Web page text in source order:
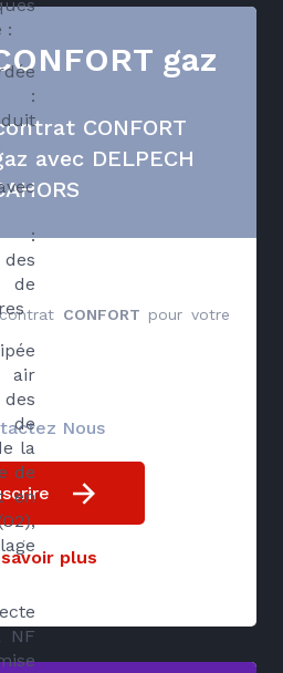
:
:
:
de
air
de
la
de
en
NF
gaz
CONFORT
avec DELPECH
CONFORT pour votre
Nous
plus